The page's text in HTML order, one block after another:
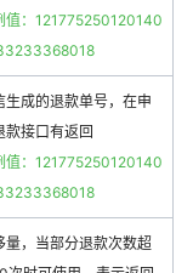
值：121775250120140
生成的退款单号，在申
款接口有返回
值：121775250120140
量，当部分退款次数超